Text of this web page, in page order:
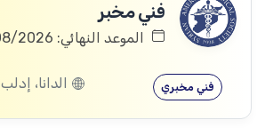
فني مخبر
الموعد النهائي: 07/08/2026
فني مخبري الدانا، إدلب